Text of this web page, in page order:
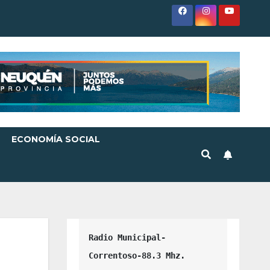
ECONOMÍA SOCIAL
Radio Municipal-
Correntoso-88.3 Mhz.